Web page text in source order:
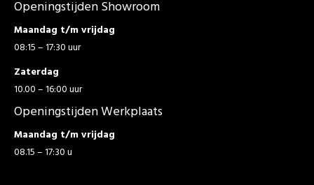
Openingstijden Showroom
Maandag t/m vrijdag
08:15 – 17:30 uur
Zaterdag
10.00 – 16:00 uur
Openingstijden Werkplaats
Maandag t/m vrijdag
08.15 – 17:30 u